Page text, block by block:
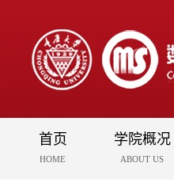
首页
HOME
学院概况
ABOUT US